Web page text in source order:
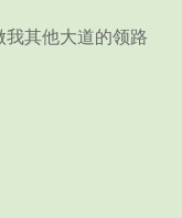
其他大道的领路